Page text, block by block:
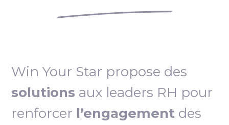
Win Your Star propose des
solutions aux leaders RH pour
renforcer l’engagement des